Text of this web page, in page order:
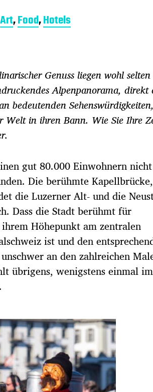
Art,Food,Hotels
Genuss liegen wohl
Alpenpanorama, direkt
bedeutenden
Welt in ihren Bann. Wie Sie Ihre
gut 80.000 Einwohnern
Die berühmte
die Luzerner Alt- und die
Dass die Stadt berühmt für
Höhepunkt am zentralen
ist und den
an den zahlreichen
übrigens, wenigstens einmal